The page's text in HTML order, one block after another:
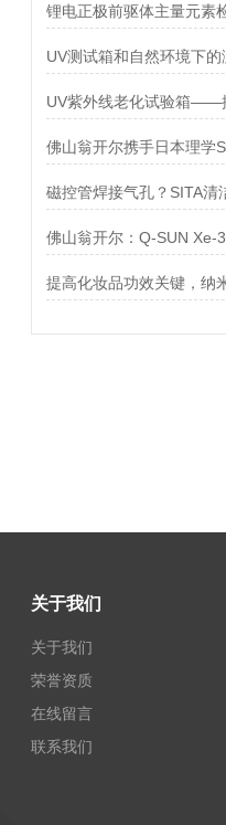
关于我们
关于我们
荣誉资质
在线留言
联系我们